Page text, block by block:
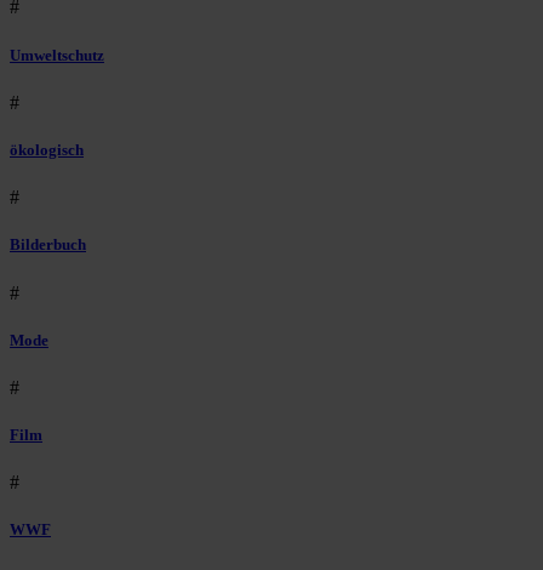
#
Umweltschutz
#
ökologisch
#
Bilderbuch
#
Mode
#
Film
#
WWF